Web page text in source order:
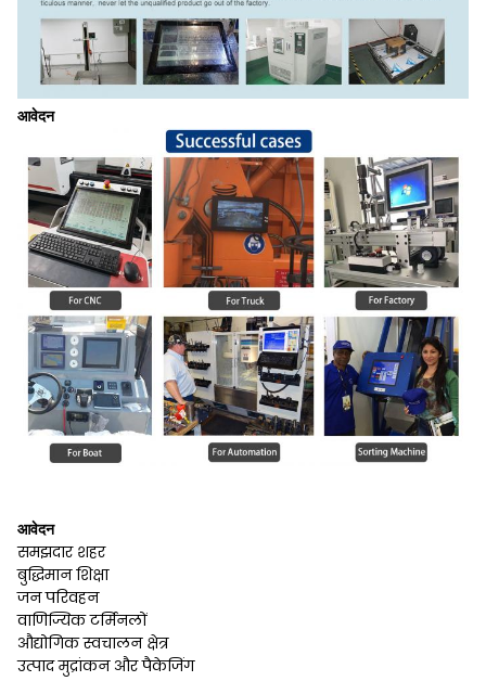
आवेदन
आवेदन
समझदार शहर
बुद्धिमान शिक्षा
जन परिवहन
वाणिज्यिक टर्मिनलों
औद्योगिक स्वचालन क्षेत्र
उत्पाद मुद्रांकन और पैकेजिंग